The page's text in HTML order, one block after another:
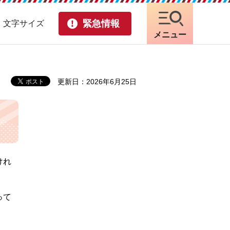
文字サイズ 緊急情報
メニュー
更新日：2026年6月25日
れ
て